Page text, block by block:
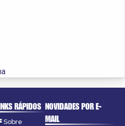
RÁPIDOS
Sobre
NOVIDADES POR E-
MAIL